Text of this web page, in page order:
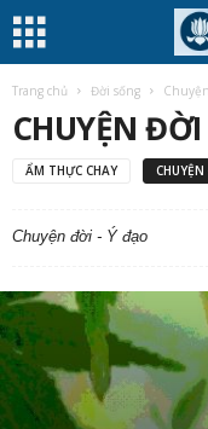
Trang chủ Đời sống
CHUYỆN
ẨM THỰC CHAY
Chuyện đời - Ý đạo